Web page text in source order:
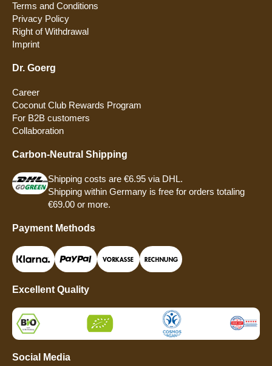
Terms and Conditions
Privacy Policy
Right of Withdrawal
Imprint
Dr. Goerg
Career
Coconut Club Rewards Program
For B2B customers
Collaboration
Carbon-Neutral Shipping
Shipping costs are €6.95 via DHL.
Shipping within Germany is free for orders totaling
€69.00 or more.
Payment Methods
Excellent Quality
Social Media